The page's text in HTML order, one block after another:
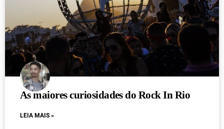
As maiores curiosidades do Rock In Rio
LEIA MAIS »